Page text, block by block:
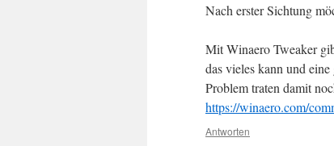
Nach erster Sichtung
Mit Winaero Tweaker
das vieles kann und
Problem traten damit
https://winaero.com/
Antworten